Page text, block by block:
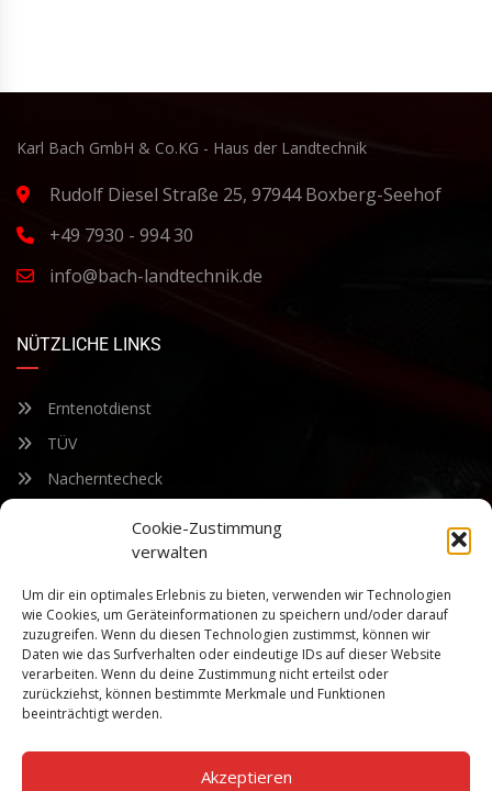
Cookie-Zustimmung
verwalten
Um dir ein optimales Erlebnis zu bieten, verwenden wir Technologien
wie Cookies, um Geräteinformationen zu speichern und/oder darauf
zuzugreifen. Wenn du diesen Technologien zustimmst, können wir
Daten wie das Surfverhalten oder eindeutige IDs auf dieser Website
verarbeiten. Wenn du deine Zustimmung nicht erteilst oder
zurückziehst, können bestimmte Merkmale und Funktionen
beeinträchtigt werden.
Akzeptieren
Karl Bach GmbH & Co.KG - Haus der Landtechnik
Rudolf Diesel Straße 25, 97944 Boxberg-Seehof
+49 7930 - 994 30
info@bach-landtechnik.de
NÜTZLICHE LINKS
Erntenotdienst
TÜV
Nacherntecheck
FÜR UNSEREN NEWSLETTER ANMELDEN
Bleiben Sie auf dem Laufenden über unsere sich ständig
weiterentwickelnden Produkteigenschaften und Technologien.
Geben Sie Ihre E-Mail-Adresse ein und abonnieren Sie unseren
Newsletter.